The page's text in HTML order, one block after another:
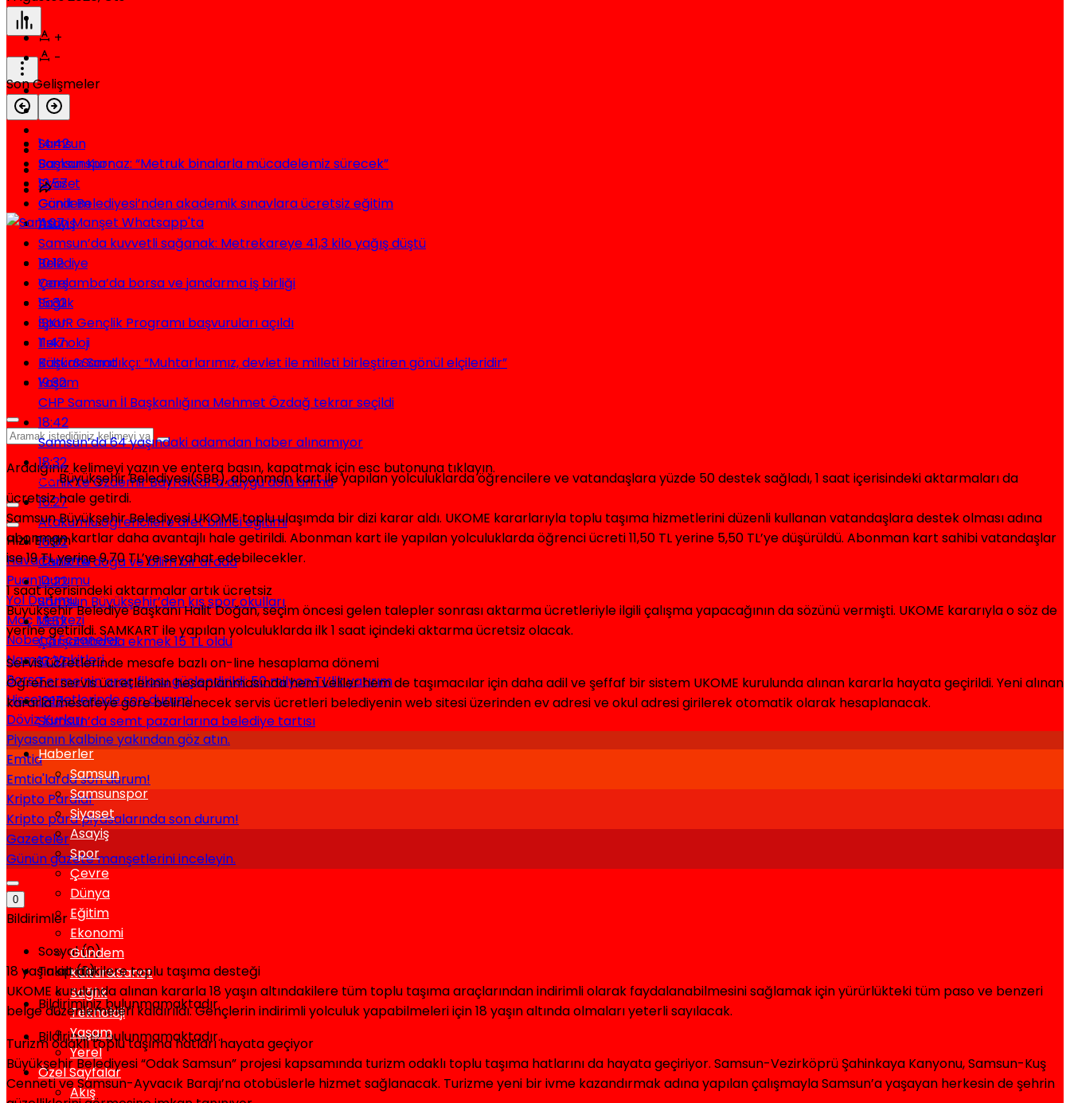
Samsun
Samsunspor
Siyaset
Gündem
Asayiş
Ekonomi
Belediye
Yerel
Sağlık
Spor
Teknoloji
Kültür&Sanat
Yaşam
Aradığınız kelimeyi yazın ve entera basın, kapatmak için esc butonuna tıklayın.
Hızlı Erişim
Hava Durumu
Puan Durumu
Yol Durumu
Maç Merkezi
Nöbetçi Eczaneler
Namaz Vakitleri
Borsa
Hisse senetlerinde son durum!
Döviz Kurları
Piyasanın kalbine yakından göz atın.
Emtia
Emtia'larda son durum!
Kripto Paralar
Kripto para piyasalarında son durum!
Gazeteler
Günün gazete manşetlerini inceleyin.
0
Bildirimler
Sosyal (0)
Takip (0)
Bildiriminiz bulunmamaktadır.
Bildiriminiz bulunmamaktadır.
Son Gelişmeler
14:42
Başkan Kurnaz: “Metruk binalarla mücadelemiz sürecek”
12:57
Canik Belediyesi’nden akademik sınavlara ücretsiz eğitim
11:07
Samsun’da kuvvetli sağanak: Metrekareye 41,3 kilo yağış düştü
10:12
Çarşamba’da borsa ve jandarma iş birliği
15:32
İŞKUR Gençlik Programı başvuruları açıldı
11:47
Başkan Sandıkçı: “Muhtarlarımız, devlet ile milleti birleştiren gönül elçileridir”
19:32
CHP Samsun İl Başkanlığına Mehmet Özdağ tekrar seçildi
18:42
Samsun’da 64 yaşındaki adamdan haber alınamıyor
18:32
Canik’te Özdemir Bayraktar’a duygu dolu anma
16:27
Atakumlu öğrencilere afet bilinci eğitimi
16:02
Canik’te doğa ve bilim bir arada
14:22
Samsun Büyükşehir’den kış spor okulları
13:52
Çarşamba’da ekmek 15 TL oldu
13:32
Terme’nin araç filosu güçlendirildi: 50 milyon TL’lik yatırım
12:17
Samsun’da semt pazarlarına belediye tartısı
Haberler
Samsun
Samsunspor
Siyaset
Asayiş
Spor
Çevre
Dünya
Eğitim
Ekonomi
Gündem
Kültür&Sanat
Sağlık
Teknoloji
Yaşam
Yerel
Özel Sayfalar
Akış
+
-
SamsunBüyükşehir Belediyesi(SBB), abonman kart ile yapılan yolculuklarda öğrencilere ve vatandaşlara yüzde 50 destek sağladı, 1 saat içerisindeki aktarmaları da
ücretsiz hale getirdi.
Samsun Büyükşehir Belediyesi UKOME toplu ulaşımda bir dizi karar aldı. UKOME kararlarıyla toplu taşıma hizmetlerini düzenli kullanan vatandaşlara destek olması adına
abonman kartlar daha avantajlı hale getirildi. Abonman kart ile yapılan yolculuklarda öğrenci ücreti 11,50 TL yerine 5,50 TL’ye düşürüldü. Abonman kart sahibi vatandaşlar
ise 19 TL yerine 9,70 TL’ye seyahat edebilecekler.
1 saat içerisindeki aktarmalar artık ücretsiz
Büyükşehir Belediye Başkanı Halit Doğan, seçim öncesi gelen talepler sonrası aktarma ücretleriyle ilgili çalışma yapacağının da sözünü vermişti. UKOME kararıyla o söz de
yerine getirildi. SAMKART ile yapılan yolculuklarda ilk 1 saat içindeki aktarma ücretsiz olacak.
Servis ücretlerinde mesafe bazlı on-line hesaplama dönemi
Öğrenci servis ücretlerinin hesaplanmasında hem veliler hem de taşımacılar için daha adil ve şeffaf bir sistem UKOME kurulunda alınan kararla hayata geçirildi. Yeni alınan
kararla mesafeye göre belirlenecek servis ücretleri belediyenin web sitesi üzerinden ev adresi ve okul adresi girilerek otomatik olarak hesaplanacak.
18 yaşın altıdakilere toplu taşıma desteği
UKOME kurulunda alınan kararla 18 yaşın altındakilere tüm toplu taşıma araçlarından indirimli olarak faydalanabilmesini sağlamak için yürürlükteki tüm paso ve benzeri
belge düzenlemeleri kaldırıldı. Gençlerin indirimli yolculuk yapabilmeleri için 18 yaşın altında olmaları yeterli sayılacak.
Turizm odaklı toplu taşıma hatları hayata geçiyor
Büyükşehir Belediyesi “Odak Samsun” projesi kapsamında turizm odaklı toplu taşıma hatlarını da hayata geçiriyor. Samsun-Vezirköprü Şahinkaya Kanyonu, Samsun-Kuş
Cenneti ve Samsun-Ayvacık Barajı’na otobüslerle hizmet sağlanacak. Turizme yeni bir ivme kazandırmak adına yapılan çalışmayla Samsun’a yaşayan herkesin de şehrin